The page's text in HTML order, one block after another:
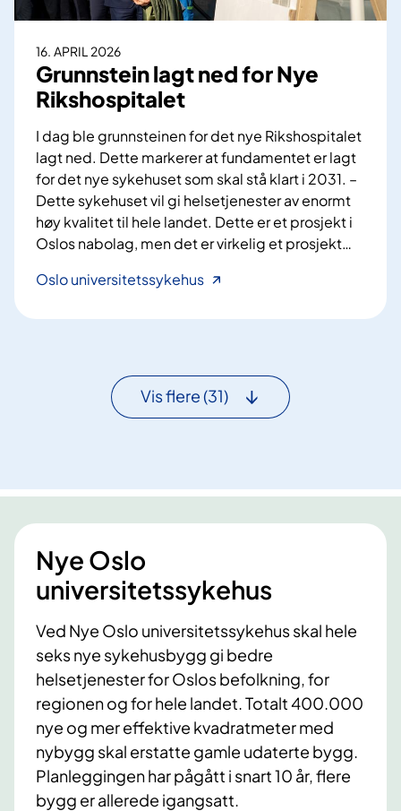
i
t
a
e
t
–
I
n
f
r
e
r
ø
r
e
n
a
b
o
r
.
l
a
b
o
m
ø
t
e
f
o
r
N
e
16. APRIL 2026
Grunnstein lagt ned for Nye
Rikshospitalet
I dag ble grunnsteinen for det nye Rikshospitalet
lagt ned. Dette markerer at fundamentet er lagt
for det nye sykehuset som skal stå klart i 2031. –
Dette sykehuset vil gi helsetjenester av enormt
høy kvalitet til hele landet. Dette er et prosjekt i
Oslos nabolag, men det er virkelig et prosjekt…
Oslo universitetssykehusG
u
s
t
l
n
e
f
o
r
N
y
e
R
i
Vis flere(31)
Nye Oslo
universitetssykehus
Ved Nye Oslo universitetssykehus skal hele
seks nye sykehusbygg gi bedre
helsetjenester for Oslos befolkning, for
regionen og for hele landet. Totalt 400.000
nye og mer effektive kvadratmeter med
nybygg skal erstatte gamle udaterte bygg.
Planleggingen har pågått i snart 10 år, flere
bygg er allerede igangsatt.